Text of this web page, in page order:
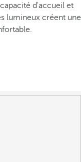
d'accueil et
lumineux créent une